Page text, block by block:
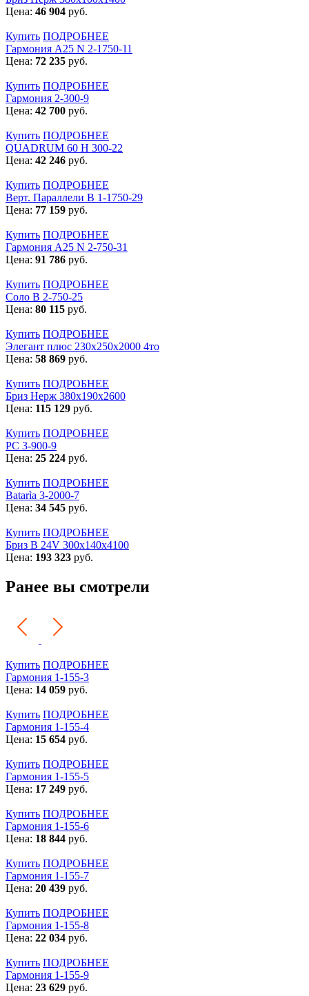
Цена: 46 904 руб.
Купить ПОДРОБНЕЕ
Гармония А25 N 2-1750-11
Цена: 72 235 руб.
Купить ПОДРОБНЕЕ
Гармония 2-300-9
Цена: 42 700 руб.
Купить ПОДРОБНЕЕ
QUADRUM 60 H 300-22
Цена: 42 246 руб.
Купить ПОДРОБНЕЕ
Верт. Параллели В 1-1750-29
Цена: 77 159 руб.
Купить ПОДРОБНЕЕ
Гармония А25 N 2-750-31
Цена: 91 786 руб.
Купить ПОДРОБНЕЕ
Соло В 2-750-25
Цена: 80 115 руб.
Купить ПОДРОБНЕЕ
Элегант плюс 230x250x2000 4то
Цена: 58 869 руб.
Купить ПОДРОБНЕЕ
Бриз Нерж 380х190х2600
Цена: 115 129 руб.
Купить ПОДРОБНЕЕ
РС 3-900-9
Цена: 25 224 руб.
Купить ПОДРОБНЕЕ
Batarìa 3-2000-7
Цена: 34 545 руб.
Купить ПОДРОБНЕЕ
Бриз В 24V 300x140x4100
Цена: 193 323 руб.
Ранее вы смотрели
Купить ПОДРОБНЕЕ
Гармония 1-155-3
Цена: 14 059 руб.
Купить ПОДРОБНЕЕ
Гармония 1-155-4
Цена: 15 654 руб.
Купить ПОДРОБНЕЕ
Гармония 1-155-5
Цена: 17 249 руб.
Купить ПОДРОБНЕЕ
Гармония 1-155-6
Цена: 18 844 руб.
Купить ПОДРОБНЕЕ
Гармония 1-155-7
Цена: 20 439 руб.
Купить ПОДРОБНЕЕ
Гармония 1-155-8
Цена: 22 034 руб.
Купить ПОДРОБНЕЕ
Гармония 1-155-9
Цена: 23 629 руб.